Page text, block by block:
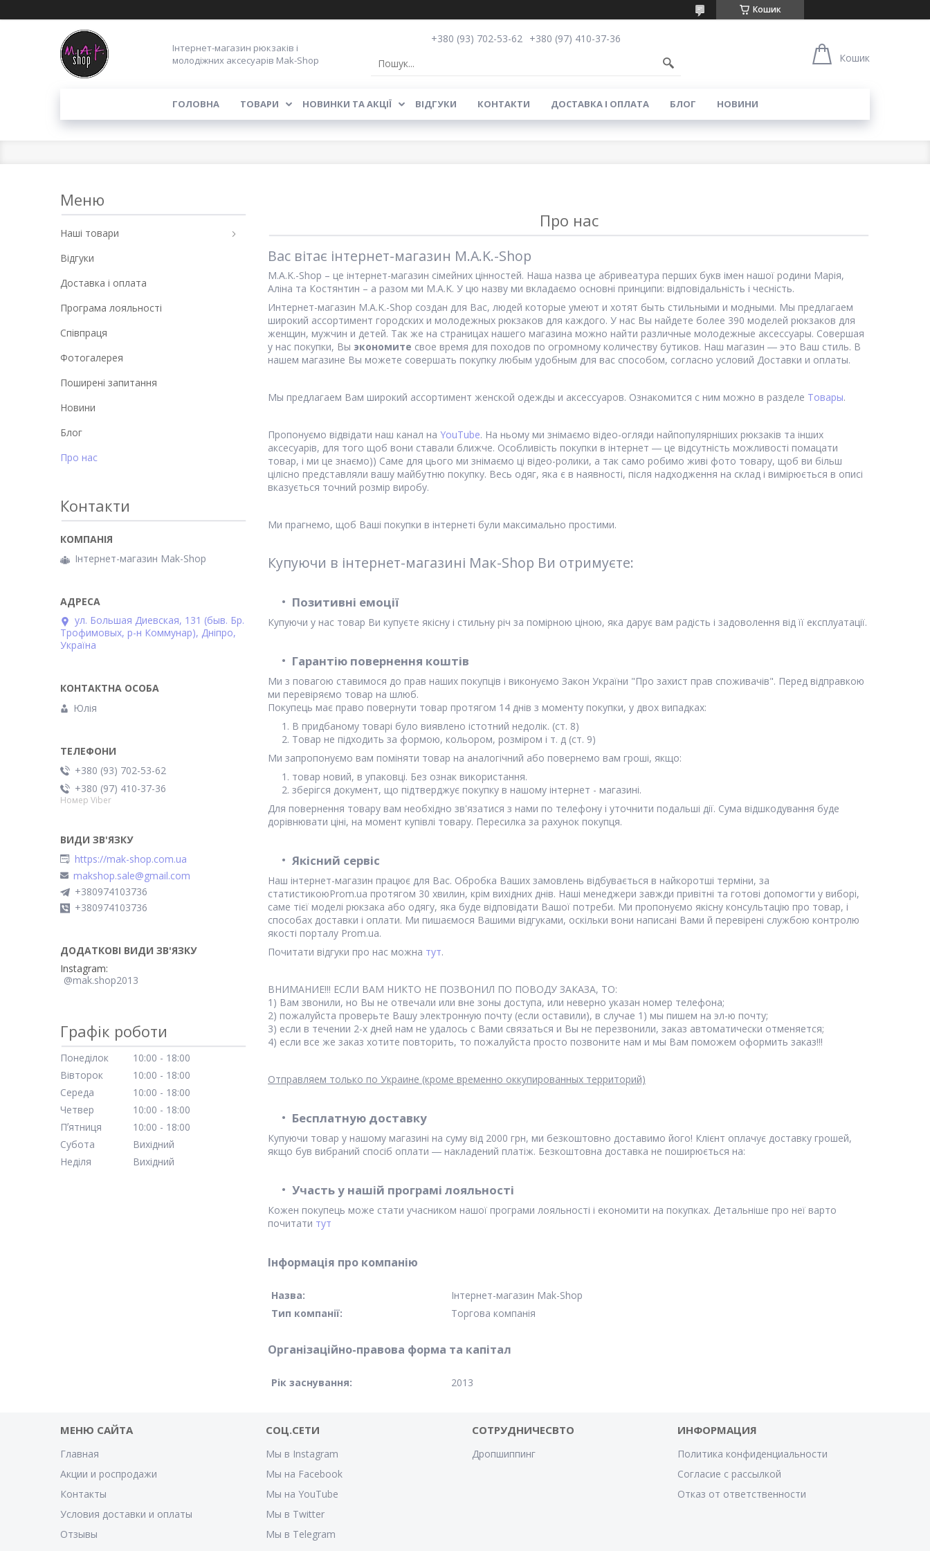
Кошик
Інтернет-магазин рюкзаків і
молодіжних аксесуарів Mak-Shop
+380 (93) 702-53-62 +380 (97) 410-37-36
Кошик
ГОЛОВНА ТОВАРИ НОВИНКИ ТА АКЦІЇ ВІДГУКИ КОНТАКТИ ДОСТАВКА І ОПЛАТА БЛОГ НОВИНИ
Про нас
Вас вітає інтернет-магазин M.A.K.-Shop
M.A.K.-Shop – це інтернет-магазин сімейних цінностей. Наша назва це абривеатура перших букв імен нашої родини Марія,
Аліна та Костянтин – а разом ми M.A.K. У цю назву ми вкладаємо основні принципи: відповідальність і чесність.
Интернет-магазин M.A.K.-Shop создан для Вас, людей которые умеют и хотят быть стильными и модными. Мы предлагаем
широкий ассортимент городских и молодежных рюкзаков для каждого. У нас Вы найдете более 390 моделей рюкзаков для
женщин, мужчин и детей. Так же на страницах нашего магазина можно найти различные молодежные аксессуары. Совершая
у нас покупки, Вы экономите свое время для походов по огромному количеству бутиков. Наш магазин ― это Ваш стиль. В
нашем магазине Вы можете совершать покупку любым удобным для вас способом, согласно условий Доставки и оплаты.
Мы предлагаем Вам широкий ассортимент женской одежды и аксессуаров. Ознакомится с ним можно в разделе Товары.
Пропонуємо відвідати наш канал на YouTube. На ньому ми знімаємо відео-огляди найпопулярніших рюкзаків та інших
аксесуарів, для того щоб вони ставали ближче. Особливість покупки в інтернет ― це відсутність можливості помацати
товар, і ми це знаємо)) Саме для цього ми знімаємо ці відео-ролики, а так само робимо живі фото товару, щоб ви більш
цілісно представляли вашу майбутню покупку. Весь одяг, яка є в наявності, після надходження на склад і вимірюється в описі
вказується точний розмір виробу.
Ми прагнемо, щоб Ваші покупки в інтернеті були максимально простими.
Купуючи в інтернет-магазині Мак-Shop Ви отримуєте:
Позитивні емоції
Купуючи у нас товар Ви купуєте якісну і стильну річ за помірною ціною, яка дарує вам радість і задоволення від її експлуатації.
Гарантію повернення коштів
Ми з повагою ставимося до прав наших покупців і виконуємо Закон України "Про захист прав споживачів". Перед відправкою
ми перевіряємо товар на шлюб.
Покупець має право повернути товар протягом 14 днів з моменту покупки, у двох випадках:
В придбаному товарі було виявлено істотний недолік. (ст. 8)
Товар не підходить за формою, кольором, розміром і т. д (ст. 9)
Ми запропонуємо вам поміняти товар на аналогічний або повернемо вам гроші, якщо:
товар новий, в упаковці. Без ознак використання.
зберігся документ, що підтверджує покупку в нашому інтернет - магазині.
Для повернення товару вам необхідно зв'язатися з нами по телефону і уточнити подальші дії. Сума відшкодування буде
дорівнювати ціні, на момент купівлі товару. Пересилка за рахунок покупця.
Якісний сервіс
Наш інтернет-магазин працює для Вас. Обробка Ваших замовлень відбувається в найкоротші терміни, за
статистикоюProm.ua протягом 30 хвилин, крім вихідних днів. Наші менеджери завжди привітні та готові допомогти у виборі,
саме тієї моделі рюкзака або одягу, яка буде відповідати Вашої потреби. Ми пропонуємо якісну консультацію про товар, і
способах доставки і оплати. Ми пишаємося Вашими відгуками, оскільки вони написані Вами й перевірені службою контролю
якості порталу Prom.ua.
Почитати відгуки про нас можна тут.
ВНИМАНИЕ!!! ЕСЛИ ВАМ НИКТО НЕ ПОЗВОНИЛ ПО ПОВОДУ ЗАКАЗА, ТО:
1) Вам звонили, но Вы не отвечали или вне зоны доступа, или неверно указан номер телефона;
2) пожалуйста проверьте Вашу электронную почту (если оставили), в случае 1) мы пишем на эл-ю почту;
3) если в течении 2-х дней нам не удалось с Вами связаться и Вы не перезвонили, заказ автоматически отменяется;
4) если все же заказ хотите повторить, то пожалуйста просто позвоните нам и мы Вам поможем оформить заказ!!!
Отправляем только по Украине (кроме временно оккупированных территорий)
Бесплатную доставку
Купуючи товар у нашому магазині на суму від 2000 грн, ми безкоштовно доставимо його! Клієнт оплачує доставку грошей,
якщо був вибраний спосіб оплати ― накладений платіж. Безкоштовна доставка не поширюється на:
Участь у нашій програмі лояльності
Кожен покупець може стати учасником нашої програми лояльності і економити на покупках. Детальніше про неї варто
почитати тут
Інформація про компанію
Назва:
Інтернет-магазин Mak-Shop
Тип компанії:
Торгова компанія
Організаційно-правова форма та капітал
Рік заснування: 2013
Наші товари
Відгуки
Доставка і оплата
Програма лояльності
Співпраця
Фотогалерея
Поширені запитання
Новини
Блог
Про нас
Контакти
Інтернет-магазин Mak-Shop
ул. Большая Диевская, 131 (быв. Бр.
Трофимовых, р-н Коммунар), Дніпро,
Україна
Юлія
+380 (93) 702-53-62
+380 (97) 410-37-36
Номер Viber
https://mak-shop.com.ua
makshop.sale@gmail.com
+380974103736
+380974103736
Instagram
@mak.shop2013
Графік роботи
Понеділок 10:00
18:00
Вівторок
10:00
18:00
Середа
10:00
18:00
Четвер
10:00
18:00
Пʼятниця
10:00
18:00
Субота
Вихідний
Неділя
Вихідний
МЕНЮ САЙТА
Главная
Акции и роспродажи
Контакты
Условия доставки и оплаты
Отзывы
СОЦ.СЕТИ
Мы в Instagram
Мы на Facebook
Мы на YouTube
Мы в Twitter
Мы в Telegram
СОТРУДНИЧЕСВТО
Дропшиппинг
ИНФОРМАЦИЯ
Политика конфиденциальности
Согласие с рассылкой
Отказ от ответственности